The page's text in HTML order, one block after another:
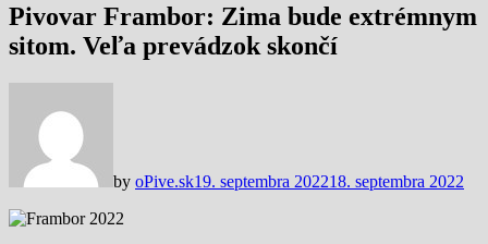
Pivovar Frambor: Zima bude extrémnym
sitom. Veľa prevádzok skončí
by oPive.sk19. septembra 202218. septembra 2022